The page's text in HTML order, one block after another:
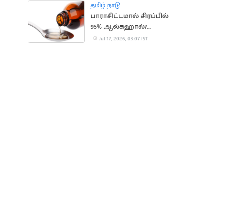
தமிழ் நாடு
பாராசிட்டமால் சிரப்பில்
95% ஆல்கஹால்?
வதந்திக்கு முற்றுப்புள்ளி
Jul 17, 2026, 03:07 IST